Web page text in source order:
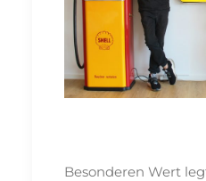
Besonderen Wert